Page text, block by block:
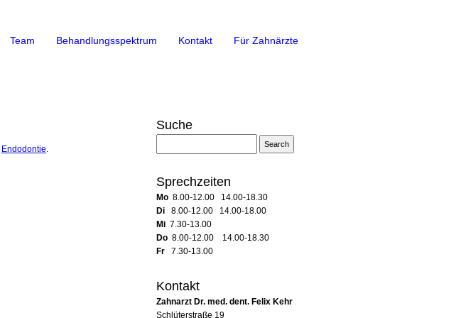
Team Behandlungsspektrum Kontakt Für Zahnärzte
Suche
Sprechzeiten
Mo 8.00-12.00 14.00-18.30
Di 8.00-12.00 14.00-18.00
Mi 7.30-13.00
Do 8.00-12.00 14.00-18.30
Fr 7.30-13.00
Kontakt
Zahnarzt Dr. med. dent. Felix Kehr
Schlüterstraße 19
Endodontie.